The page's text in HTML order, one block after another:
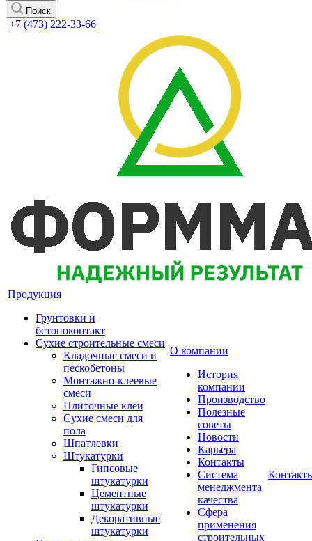
Поиск
+7 (473) 222-33-66
Продукция
Грунтовки и
бетоноконтакт
Сухие строительные смеси
Кладочные смеси и
пескобетоны
Монтажно-клеевые
смеси
Плиточные клеи
Сухие смеси для
пола
Шпатлевки
Штукатурки
Гипсовые
штукатурки
Цементные
штукатурки
Декоративные
штукатурки
О компании
История
компании
Производство
Полезные
советы
Новости
Карьера
Контакты
Система
менеджмента
качества
Сфера
применения
строительных